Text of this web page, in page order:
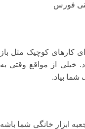
فورس
کارهای کوچیک مثل باز
خیلی از مواقع وقتی به
شما بیاد.
ابزار خانگی شما باشه